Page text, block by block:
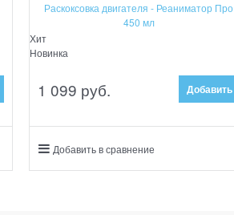
Раскоксовка двигателя - Реаниматор Про
450 мл
Хит
Новинка
1 099 руб. Добавить
Добавить в сравнение